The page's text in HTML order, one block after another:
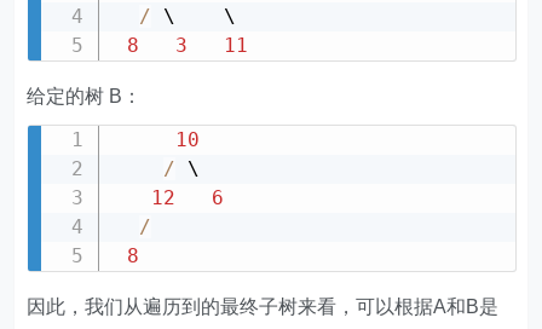
/ \    \
8
3 11
给定的树 B：
10
/ \
12
6
/
8
因此，我们从遍历到的最终子树来看，可以根据A和B是